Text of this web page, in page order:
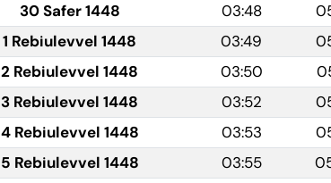
30 Safer 1448 03:48
1 Rebiulevvel 1448 03:49
2 Rebiulevvel 1448 03:50
3 Rebiulevvel 1448 03:52
4 Rebiulevvel 1448 03:53
5 Rebiulevvel 1448 03:55